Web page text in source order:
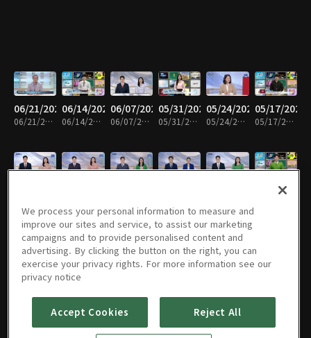
06/21/2026
06/21/2026 • 58분
06/14/2026
06/14/2026 • 58분
06/07/2026
06/07/2026 • 59분
05/31/2026
05/31/2026 • 58분
05/24/2026
05/24/2026 • 59분
05/17/2026
05/17/2026 • 59분
04/05/2026
03/29/2026
03/29/2026 • 59분
03/22/202603/15/202603/08/202603/01/202602/22/2026
We process your personal information to measure and
improve our sites and service, to assist our marketing
campaigns and to provide personalised content and
advertising. By clicking the button on the right, you can
exercise your privacy rights. For more information see our
privacy notice
Accept Cookies Reject All